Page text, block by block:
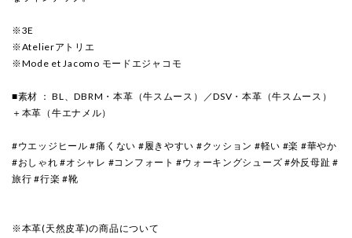
※3E
※Atelierアトリエ
※Mode et Jacomo モードエジャコモ
■素材 ： BL、DBRM・本革（牛スムース）／DSV・本革（牛スムース）
＋本革（牛エナメル）
#ウエッジヒール #痛くない #履きやすい #クッション #軽い #楽 #華やか
#おしゃれ #オシャレ #コンフォート #ウォーキングシューズ #外反母趾 #
旅行 #行楽 #靴
※本革(天然皮革)の商品について